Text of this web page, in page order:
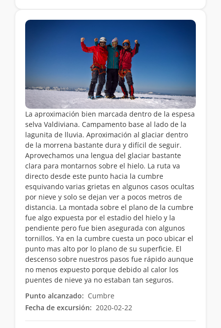
La aproximación bien marcada dentro de la espesa
selva Valdiviana. Campamento base al lado de la
lagunita de lluvia. Aproximación al glaciar dentro
de la morrena bastante dura y difícil de seguir.
Aprovechamos una lengua del glaciar bastante
clara para montarnos sobre el hielo. La ruta va
directo desde este punto hacia la cumbre
esquivando varias grietas en algunos casos ocultas
por nieve y solo se dejan ver a pocos metros de
distancia. La montada sobre el plano de la cumbre
fue algo expuesta por el estadio del hielo y la
pendiente pero fue bien asegurada con algunos
tornillos. Ya en la cumbre cuesta un poco ubicar el
punto mas alto por lo plano de su superficie. El
descenso sobre nuestros pasos fue rápido aunque
no menos expuesto porque debido al calor los
puentes de nieve ya no estaban tan seguros.
Punto alcanzado: Cumbre
Fecha de excursión: 2020-02-22